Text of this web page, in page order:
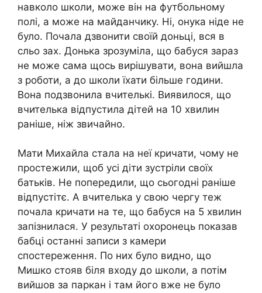
навколо школи, може він на футбольному
полі, а може на майданчику. Ні, онука ніде не
було. Почала дзвонити своїй доньці, вся в
сльо зах. Донька зрозуміла, що бабуся зараз
не може сама щось вирішувати, вона вийшла
з роботи, а до школи їхати більше години.
Вона подзвонила вчителькі. Виявилося, що
вчителька відпустила дітей на 10 хвилин
раніше, ніж звичайно.
Мати Михайла стала на неї кричати, чому не
простежили, щоб усі діти зустріли своїх
батьків. Не попередили, що сьогодні раніше
відпустітє. А вчителька у свою чергу теж
почала кричати на те, що бабуся на 5 хвилин
запізнилася. У результаті охоронець показав
бабці останні записи з камери
спостереження. По них було видно, що
Мишко стояв біля входу до школи, а потім
вийшов за паркан і там його вже не було